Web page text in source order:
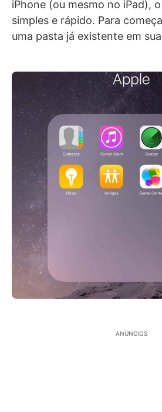
iPhone (ou mesmo no iPad),
simples e rápido. Para
uma pasta já existente em
ANÚNCIOS